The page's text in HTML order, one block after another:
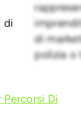
di
di
polizia o
Di